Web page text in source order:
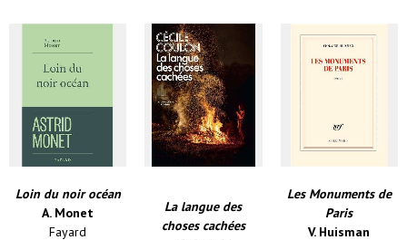
Loin du noir océan
A. Monet
Fayard
La langue des
choses cachées
Les Monuments de
Paris
V. Huisman